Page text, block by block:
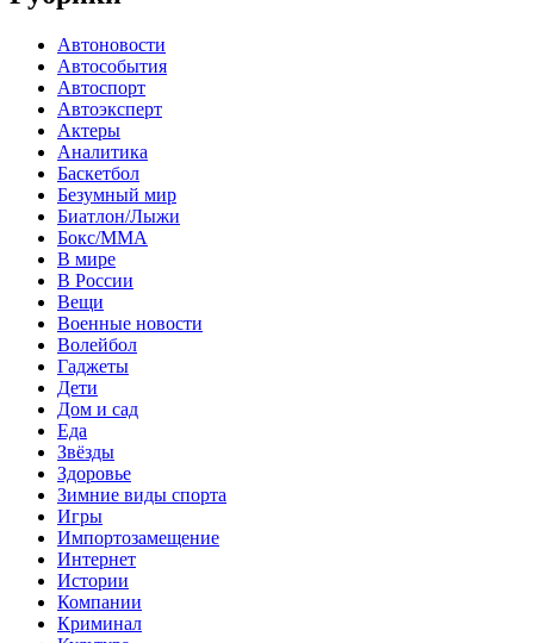
Автоновости
Автособытия
Автоспорт
Автоэксперт
Актеры
Аналитика
Баскетбол
Безумный мир
Биатлон/Лыжи
Бокс/MMA
В мире
В России
Вещи
Военные новости
Волейбол
Гаджеты
Дети
Дом и сад
Еда
Звёзды
Здоровье
Зимние виды спорта
Игры
Импортозамещение
Интернет
Истории
Компании
Криминал